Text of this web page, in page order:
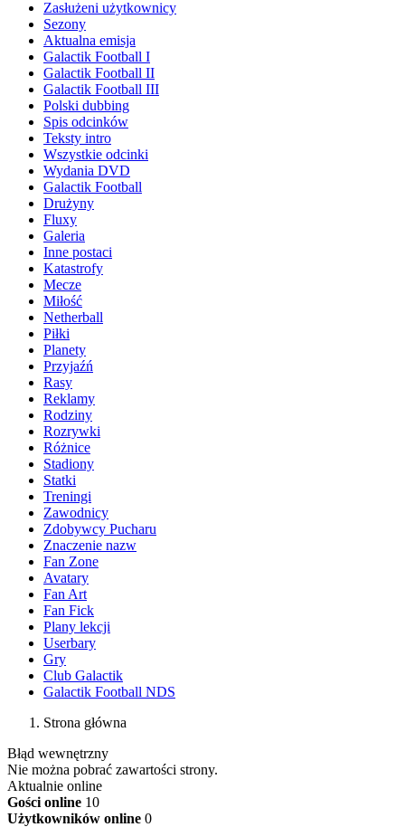
Zasłużeni użytkownicy
Sezony
Aktualna emisja
Galactik Football I
Galactik Football II
Galactik Football III
Polski dubbing
Spis odcinków
Teksty intro
Wszystkie odcinki
Wydania DVD
Galactik Football
Drużyny
Fluxy
Galeria
Inne postaci
Katastrofy
Mecze
Miłość
Netherball
Piłki
Planety
Przyjaźń
Rasy
Reklamy
Rodziny
Rozrywki
Różnice
Stadiony
Statki
Treningi
Zawodnicy
Zdobywcy Pucharu
Znaczenie nazw
Fan Zone
Avatary
Fan Art
Fan Fick
Plany lekcji
Userbary
Gry
Club Galactik
Galactik Football NDS
Strona główna
Błąd wewnętrzny
Nie można pobrać zawartości strony.
Aktualnie online
Gości online 10
Użytkowników online 0